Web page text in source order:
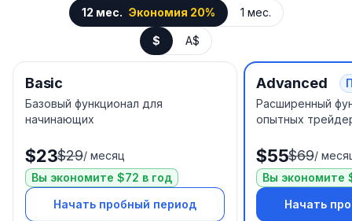
12 мес. Экономия 20% 1 мес.
$ A$
Basic
Базовый функционал для
начинающих
$23$29/ месяц
Вы экономите $72 в год
Начать пробный период
Advanced
Расширенный
опытных
$55$69/
Вы экономите
Начать